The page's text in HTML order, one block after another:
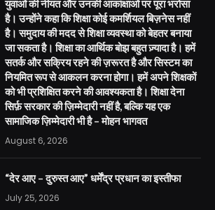
युवाओं की नीयत और उनकी आकांक्षाओं पर पूरा भरोसा
है। उन्होंने कहा कि शिक्षा कोई कमर्शियल बिज़नेस नहीं
है। समुदाय की मदद से शिक्षा व्यवस्था को बेहतर बनाया
जा सकता है। शिक्षा का आर्थिक बोझ बहुत ज़्यादा है। हमें
सतर्क और सक्रिय रहने की ज़रूरत है और सिस्टम का
नियमित रूप से आकलन करना होगा। हमें अपने शिक्षकों
को भी प्रशिक्षित करने की आवश्यकता है। शिक्षा देना
सिर्फ़ सरकार की ज़िम्मेदारी नहीं है, बल्कि यह एक
सामाजिक ज़िम्मेदारी भी है – मोहन भागवत
August 6, 2026
“देर आए – दुरुस्त आए” धर्मेंद्र प्रधान का इस्तीफा
July 25, 2026